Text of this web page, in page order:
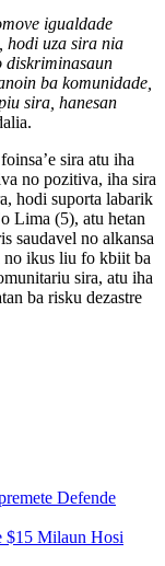
igualdade
hodi uza sira nia
diskriminasaun
ba komunidade,
sira, hanesan
sira atu iha
no pozitiva, iha sira
hodi suporta labarik
Lima (5), atu hetan
saudavel no alkansa
no ikus liu fo kbiit ba
sira, atu iha
ba risku dezastre
Defende
$15 Milaun Hosi